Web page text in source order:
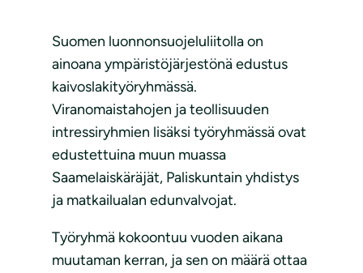
Suomen luonnonsuojeluliitolla on
ainoana ympäristöjärjestönä edustus
kaivoslakityöryhmässä.
Viranomaistahojen ja teollisuuden
intressiryhmien lisäksi työryhmässä ovat
edustettuina muun muassa
Saamelaiskäräjät, Paliskuntain yhdistys
ja matkailualan edunvalvojat.
Työryhmä kokoontuu vuoden aikana
muutaman kerran, ja sen on määrä ottaa